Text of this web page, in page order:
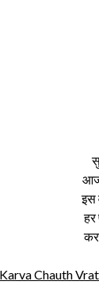
आज
इस
हर
Karva Chauth Vrat